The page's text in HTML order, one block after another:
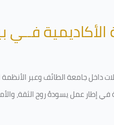
الأكاديمية فــي
داخل جامعة الطائف وعبر
إطار عمل يسودهُ روح الثقة،